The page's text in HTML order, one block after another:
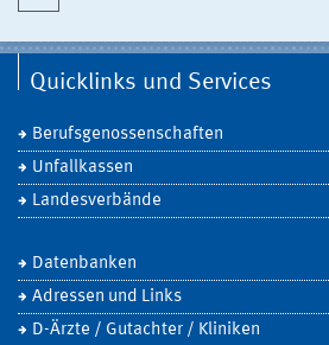
Quicklinks und Services
Berufsgenossenschaften
Unfallkassen
Landesverbände
Datenbanken
Adressen und Links
D-Ärzte / Gutachter / Kliniken